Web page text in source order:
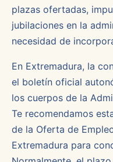
plazas ofertadas,
jubilaciones en la
necesidad de
En Extremadura, la
el boletín oficial
los cuerpos de la
Te recomendamos
de la Oferta de
Extremadura para